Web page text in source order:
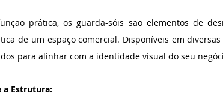
prática, os guarda-sóis são elementos de
de um espaço comercial. Disponíveis em
para alinhar com a identidade visual do seu
a Estrutura: